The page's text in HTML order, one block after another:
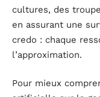
cultures, des
en assurant une
credo : chaque
l’approximation.
Pour mieux